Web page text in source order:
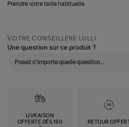
Prendre votre taille habituelle.
VOTRE CONSEILLÈRE LULLI
Une question sur ce produit ?
LIVRAISON
OFFERTE DÈS 150
RETOUR OFFERT